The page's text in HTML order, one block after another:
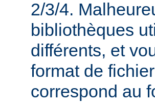
2/3/4.
bibliothèques
différents, et
format de
correspond au